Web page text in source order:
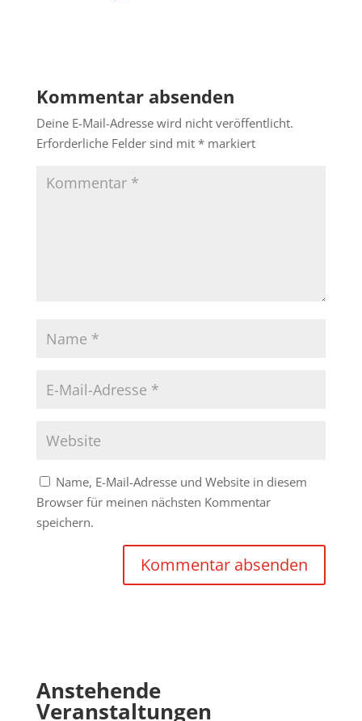
Kommentar absenden
Deine E-Mail-Adresse wird nicht veröffentlicht.
Erforderliche Felder sind mit *markiert
Name, E-Mail-Adresse und Website in diesem
Browser für meinen nächsten Kommentar
speichern.
Anstehende
Veranstaltungen